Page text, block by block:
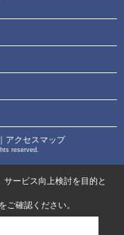
｜アクセスマップ
reserved.
ービス向上検討を目的と
をご確認ください。